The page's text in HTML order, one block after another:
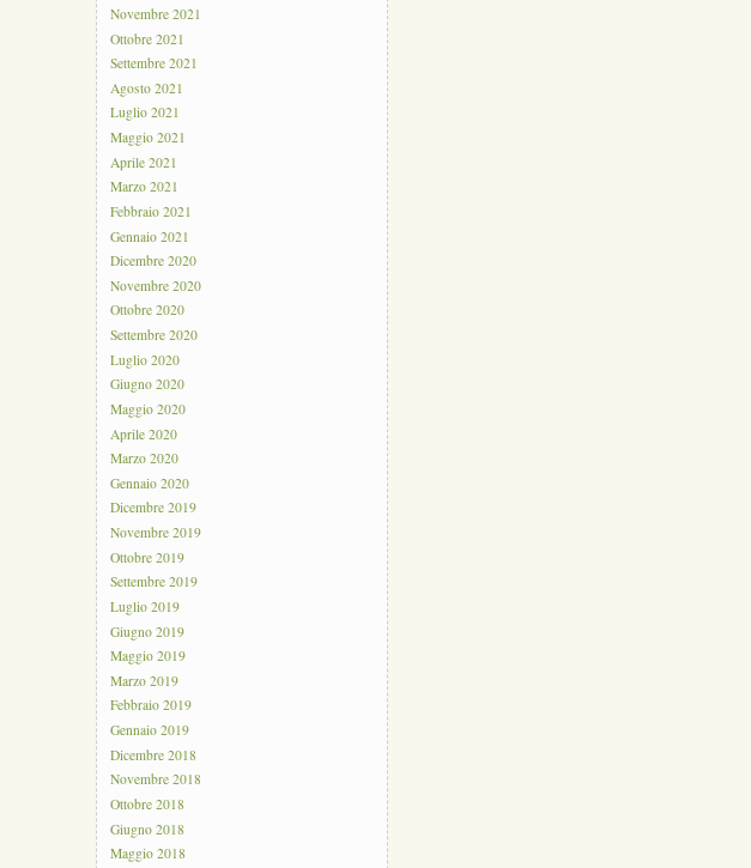
Novembre 2021
Ottobre 2021
Settembre 2021
Agosto 2021
Luglio 2021
Maggio 2021
Aprile 2021
Marzo 2021
Febbraio 2021
Gennaio 2021
Dicembre 2020
Novembre 2020
Ottobre 2020
Settembre 2020
Luglio 2020
Giugno 2020
Maggio 2020
Aprile 2020
Marzo 2020
Gennaio 2020
Dicembre 2019
Novembre 2019
Ottobre 2019
Settembre 2019
Luglio 2019
Giugno 2019
Maggio 2019
Marzo 2019
Febbraio 2019
Gennaio 2019
Dicembre 2018
Novembre 2018
Ottobre 2018
Giugno 2018
Maggio 2018